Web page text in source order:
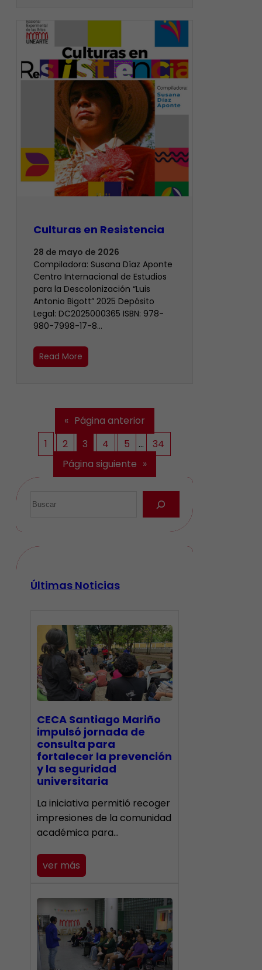
Culturas en Resistencia
28 de mayo de 2026
Compiladora: Susana Díaz Aponte
Centro Internacional de Estudios
para la Descolonización “Luis
Antonio Bigott” 2025 Depósito
Legal: DC2025000365 ISBN: 978-
980-7998-17-8…
Read More
« Página anterior
1
2 3 4 5 …
34
Página siguiente »
Últimas Noticias
CECA Santiago Mariño
impulsó jornada de
consulta para
fortalecer la prevención
y la seguridad
universitaria
La iniciativa permitió recoger
impresiones de la comunidad
académica para…
ver más